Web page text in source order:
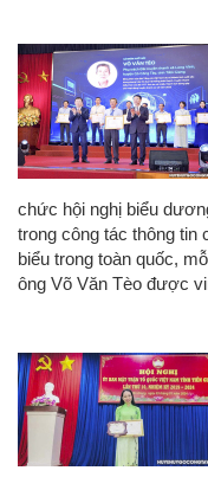
chức hội nghị biểu
trong công tác thông tin
biểu trong toàn quốc,
ông Võ Văn Tèo được